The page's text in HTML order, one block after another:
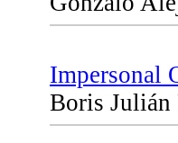
Impersonal
Boris Julián